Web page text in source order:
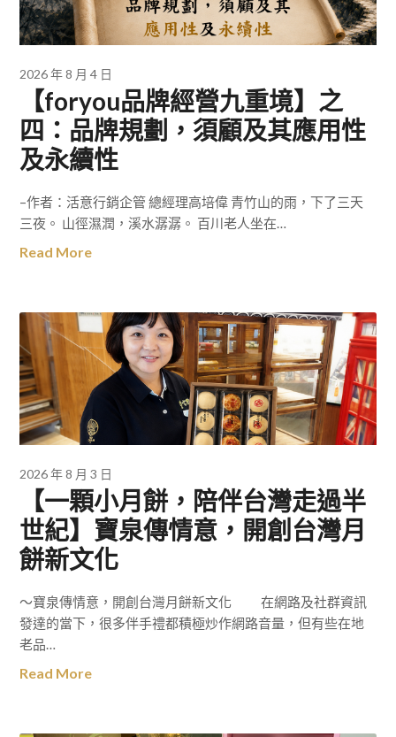
2026 年 8 月 4 日
【foryou品牌經營九重境】之
四：品牌規劃，須顧及其應用性
及永續性
–作者：活意行銷企管 總經理高培偉 青竹山的雨，下了三天
三夜。 山徑濕潤，溪水潺潺。 百川老人坐在…
Read More
2026 年 8 月 3 日
【一顆小月餅，陪伴台灣走過半
世紀】寶泉傳情意，開創台灣月
餅新文化
～寶泉傳情意，開創台灣月餅新文化 在網路及社群資訊
發達的當下，很多伴手禮都積極炒作網路音量，但有些在地
老品…
Read More